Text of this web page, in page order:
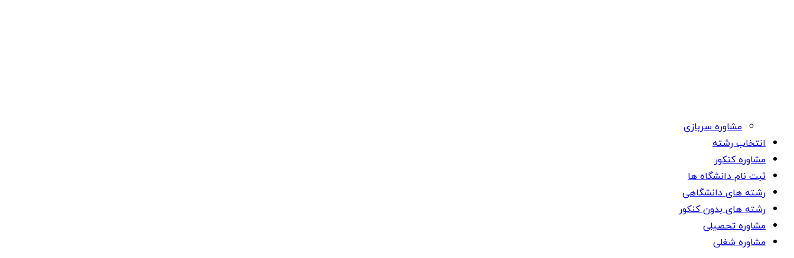
مشاوره سربازی
انتخاب رشته
مشاوره کنکور
ثبت نام دانشگاه ها
رشته های دانشگاهی
رشته های بدون کنکور
مشاوره تحصیلی
مشاوره شغلی